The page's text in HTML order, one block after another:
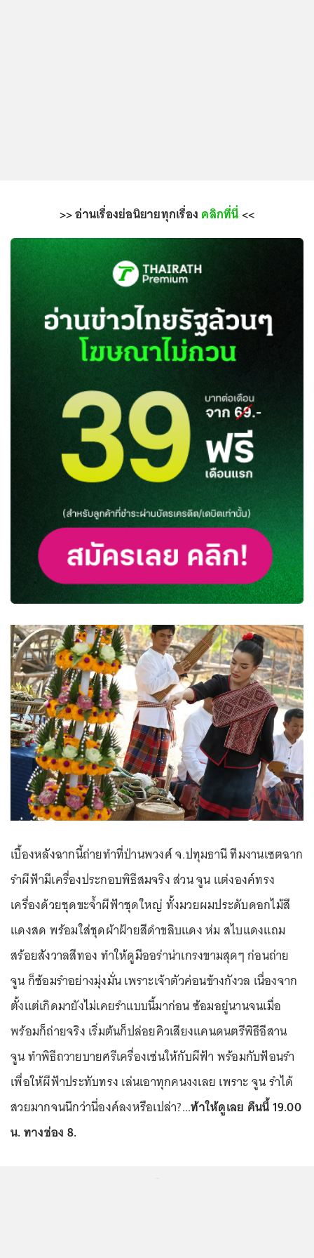
>> อ่านเรื่องย่อนิยายทุกเรื่อง คลิกที่นี่<<
เบื้องหลังฉากนี้ถ่ายทำที่ป่านพวงศ์ จ.ปทุมธานี ทีมงานเซตฉาก
รำผีฟ้ามีเครื่องประกอบพิธีสมจริง ส่วน จูน แต่งองค์ทรง
เครื่องด้วยชุดขะจ้ำผีฟ้าชุดใหญ่ ทั้งมวยผมประดับดอกไม้สี
แดงสด พร้อมใส่ชุดผ้าฝ้ายสีดำขลิบแดง ห่ม สไบแดงแถม
สร้อยสังวาลสีทอง ทำให้ดูมีออร่าน่าเกรงขามสุดๆ ก่อนถ่าย
จูน ก็ซ้อมรำอย่างมุ่งมั่น เพราะเจ้าตัวค่อนข้างกังวล เนื่องจาก
ตั้งแต่เกิดมายังไม่เคยรำแบบนี้มาก่อน ซ้อมอยู่นานจนเมื่อ
พร้อมก็ถ่ายจริง เริ่มต้นก็ปล่อยคิวเสียงแคนดนตรีพิธีอีสาน
จูน ทำพิธีถวายบายศรีเครื่องเซ่นให้กับผีฟ้า พร้อมกับฟ้อนรำ
เพื่อให้ผีฟ้าประทับทรง เล่นเอาทุกคนงงเลย เพราะ จูน รำได้
สวยมากจนนึกว่านี่องค์ลงหรือเปล่า?...ท้าให้ดูเลย คืนนี้ 19.00
น. ทางช่อง 8.